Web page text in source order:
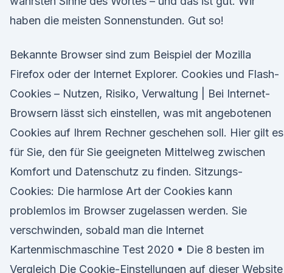
haben die meisten Sonnenstunden. Gut so!
Bekannte Browser sind zum Beispiel der Mozilla
Firefox oder der Internet Explorer. Cookies und Flash-
Cookies – Nutzen, Risiko, Verwaltung | Bei Internet-
Browsern lässt sich einstellen, was mit angebotenen
Cookies auf Ihrem Rechner geschehen soll. Hier gilt es
für Sie, den für Sie geeigneten Mittelweg zwischen
Komfort und Datenschutz zu finden. Sitzungs-
Cookies: Die harmlose Art der Cookies kann
problemlos im Browser zugelassen werden. Sie
verschwinden, sobald man die Internet
Kartenmischmaschine Test 2020 • Die 8 besten im
Vergleich Die Cookie-Einstellungen auf dieser Website